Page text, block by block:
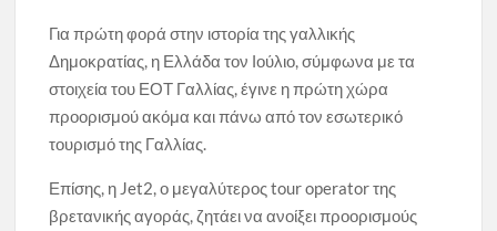
Για πρώτη φορά στην ιστορία της γαλλικής
Δημοκρατίας, η Ελλάδα τον Ιούλιο, σύμφωνα με τα
στοιχεία του ΕΟΤ Γαλλίας, έγινε η πρώτη χώρα
προορισμού ακόμα και πάνω από τον εσωτερικό
τουρισμό της Γαλλίας.
Επίσης, η Jet2, ο μεγαλύτερος tour operator της
βρετανικής αγοράς, ζητάει να ανοίξει προορισμούς